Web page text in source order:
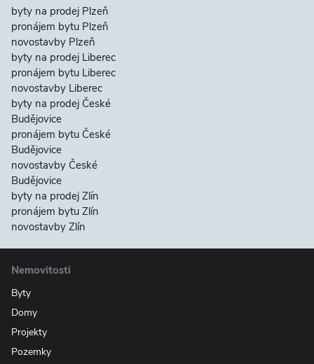
byty na prodej Plzeň
pronájem bytu Plzeň
novostavby Plzeň
byty na prodej Liberec
pronájem bytu Liberec
novostavby Liberec
byty na prodej České
Budějovice
pronájem bytu České
Budějovice
novostavby České
Budějovice
byty na prodej Zlín
pronájem bytu Zlín
novostavby Zlín
Nemovitosti
Byty
Domy
Projekty
Pozemky